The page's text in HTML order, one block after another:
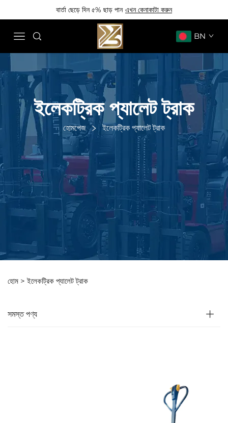
বার্তা ছেড়ে দিন ৫% ছাড় পান এখন কেনাকাটা করুন
BN
ইলেকট্রিক প্যালেট ট্রাক
হোমপেজ ইলেকট্রিক প্যালেট ট্রাক
হোম > ইলেকট্রিক প্যালেট ট্রাক
সমস্ত পণ্য